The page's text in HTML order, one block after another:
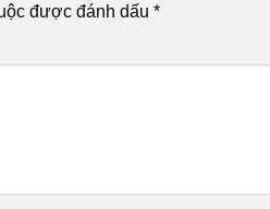
được đánh dấu *